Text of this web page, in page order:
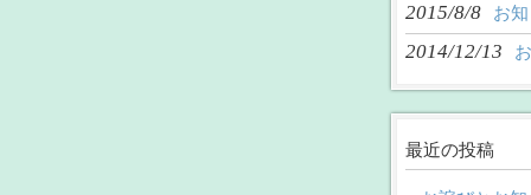
2015/8/8 お
2014/12/13
最近の投稿